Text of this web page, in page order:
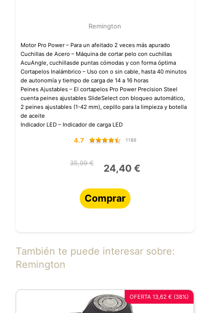
Remington
Motor Pro Power – Para un afeitado 2 veces más apurado
Cuchillas de Acero – Máquina de cortar pelo con cuchillas
AcuAngle, cuchillasde puntas cómodas y con forma óptima
Cortapelos Inalámbrico – Uso con o sin cable, hasta 40 minutos
de autonomía y tiempo de carga de 14 a 16 horas
Peines Ajustables – El cortapelos Pro Power Precision Steel
cuenta peines ajustables SlideSelect con bloqueo automático,
2 peines ajustables (1-42 mm), cepillo para la limpieza y botella
de aceite
Indicador LED – Indicador de carga LED
4.7 1186
35,99 € 24,40 €
Comprar
También te puede interesar sobre:
Remington
OFERTA 13,62 € (38%)